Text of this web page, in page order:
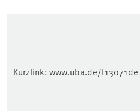
Kurzlink: www.uba.de/t13071de